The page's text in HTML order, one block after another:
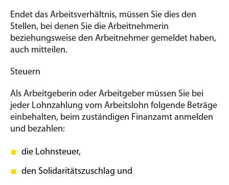
Endet das Arbeitsverhältnis, müssen Sie dies den
Stellen, bei denen Sie die Arbeitnehmerin
beziehungsweise den Arbeitnehmer gemeldet haben,
auch mitteilen.
Steuern
Als Arbeitgeberin oder Arbeitgeber müssen Sie bei
jeder Lohnzahlung vom Arbeitslohn folgende Beträge
einbehalten, beim zuständigen Finanzamt anmelden
und bezahlen:
die Lohnsteuer,
den Solidaritätszuschlag und